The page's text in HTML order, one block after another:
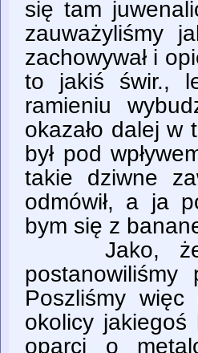
się tam
zauważyliśmy
zachowywał i
to jakiś świr.,
ramieniu
okazało dalej w
był pod
takie dziwne
odmówił, a ja
bym się z
Jako, że
Poszliśmy
okolicy jakiegoś
oparci o